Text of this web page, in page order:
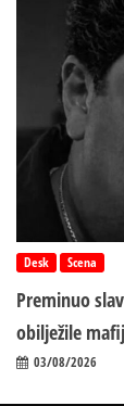
Desk Scena
Preminuo
obilježile
03/08/2026